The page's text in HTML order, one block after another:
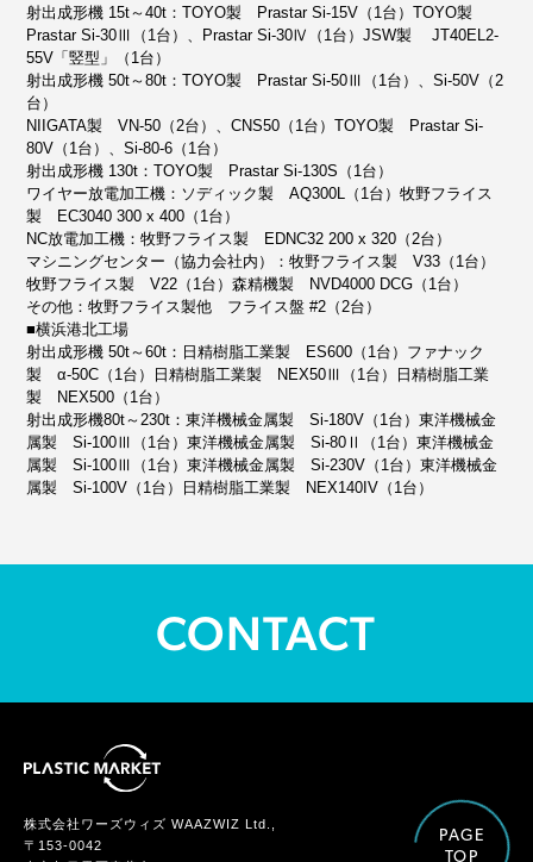
射出成形機 15t～40t：TOYO製 Prastar Si-15V（1台）TOYO製
Prastar Si-30Ⅲ（1台）、Prastar Si-30Ⅳ（1台）JSW製 JT40EL2-
55V「竪型」（1台）
射出成形機 50t～80t：TOYO製 Prastar Si-50Ⅲ（1台）、Si-50V（2
台）
NIIGATA製 VN-50（2台）、CNS50（1台）TOYO製 Prastar Si-
80V（1台）、Si-80-6（1台）
射出成形機 130t：TOYO製 Prastar Si-130S（1台）
ワイヤー放電加工機：ソディック製 AQ300L（1台）牧野フライス
製 EC3040 300 x 400（1台）
NC放電加工機：牧野フライス製 EDNC32 200 x 320（2台）
マシニングセンター（協力会社内）：牧野フライス製 V33（1台）
牧野フライス製 V22（1台）森精機製 NVD4000 DCG（1台）
その他：牧野フライス製他 フライス盤 #2（2台）
■横浜港北工場
射出成形機 50t～60t：日精樹脂工業製 ES600（1台）ファナック
製 α-50C（1台）日精樹脂工業製 NEX50Ⅲ（1台）日精樹脂工業
製 NEX500（1台）
射出成形機80t～230t：東洋機械金属製 Si-180V（1台）東洋機械金
属製 Si-100Ⅲ（1台）東洋機械金属製 Si-80Ⅱ（1台）東洋機械金
属製 Si-100Ⅲ（1台）東洋機械金属製 Si-230V（1台）東洋機械金
属製 Si-100V（1台）日精樹脂工業製 NEX140IV（1台）
CONTACT
株式会社ワーズウィズ WAAZWIZ Ltd.,
〒153-0042
PAGE
TOP